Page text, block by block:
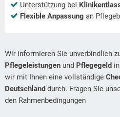
Unterstützung bei
Flexible Anpassung an
Wir informieren Sie unverbindlich
Pflegeleistungen und Pflegegeld
wir mit Ihnen eine vollständige
Deutschland durch. Fragen Sie
den Rahmenbedingungen